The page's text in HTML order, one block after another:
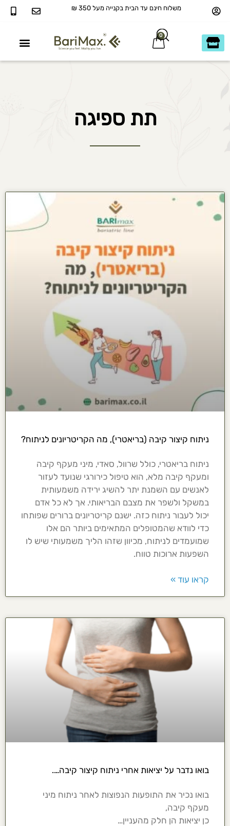
משלוח חינם עד הבית בקנייה מעל 350 ₪
0
תת ספיגה
ניתוח קיצור קיבה (בריאטרי), מה הקריטריונים לניתוח?
ניתוח בריאטרי, כולל שרוול, סאדי, מיני מעקף קיבה
ומעקף קיבה מלא, הוא טיפול כירורגי שנועד לעזור
לאנשים עם השמנת יתר להשיג ירידה משמעותית
במשקל ולשפר את מצבם הבריאותי. אך לא כל אדם
יכול לעבור ניתוח כזה. ישנם קריטריונים ברורים שפותחו
כדי לוודא שהמטופלים המתאימים ביותר הם אלו
שמועמדים לניתוח, מכיוון שזהו הליך משמעותי שיש לו
השפעות ארוכות טווח.
קראו עוד »
בואו נדבר על יציאות אחרי ניתוח קיצור קיבה….
בואו נכיר את התופעות הנפוצות לאחר ניתוח מיני
מעקף קיבה,
כן יציאות הן חלק מהעניין…